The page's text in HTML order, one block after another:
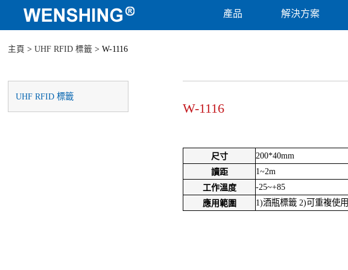
產品 解決方案
主頁 >UHF RFID 標籤 > W-1116
UHF RFID 標籤
W-1116
尺寸 200*40mm
讀距 1~2m
工作溫度 -25~+85
應用範圍 1)酒瓶標籤 2)可重複使用